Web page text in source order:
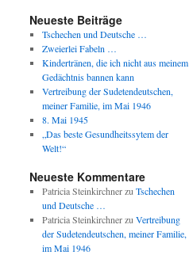
Neueste Beiträge
Tschechen und Deutsche …
Zweierlei Fabeln …
Kindertränen, die ich nicht aus meinem
Gedächtnis bannen kann
Vertreibung der Sudetendeutschen,
meiner Familie, im Mai 1946
8. Mai 1945
„Das beste Gesundheitssytem der
Welt!“
Neueste Kommentare
Patricia Steinkirchnerzu Tschechen
und Deutsche …
Patricia Steinkirchnerzu Vertreibung
der Sudetendeutschen, meiner Familie,
im Mai 1946